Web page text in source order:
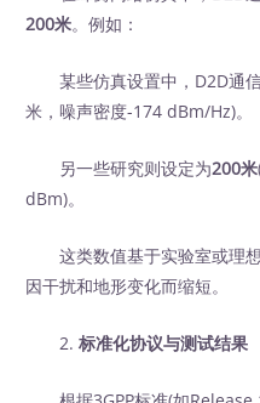
200米。例如：
某些仿真设置中，D2D通
米，噪声密度-174 dBm/Hz)。
另一些研究则设定为200米
dBm)。
这类数值基于实验室或理想
因干扰和地形变化而缩短。
2.标准化协议与测试结果